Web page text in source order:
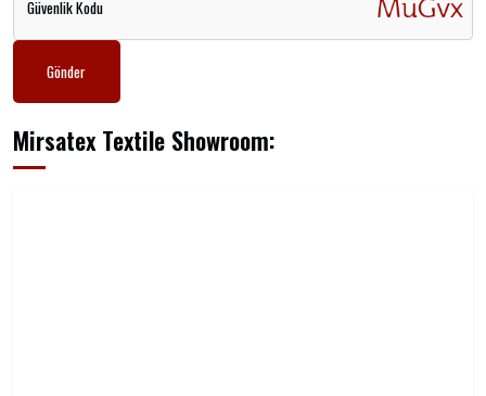
Güvenlik Kodu
Gönder
Mirsatex Textile Showroom: